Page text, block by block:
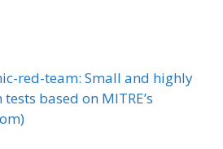
red-team: Small and highly
based on MITRE’s